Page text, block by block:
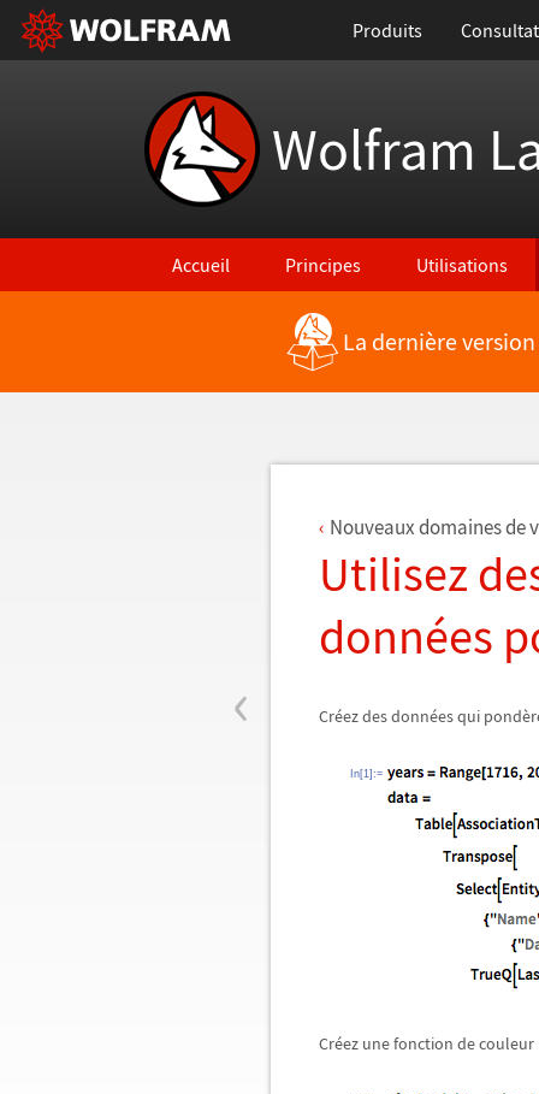
Produits
Wolfram
Accueil Principes Utilisations
Retour vers les nouvelles fonctionnalités
La dernière
‹
Nouveaux domaines de
Utilisez
données
Créez des données qui
In[1]:=
Créez une fonction de